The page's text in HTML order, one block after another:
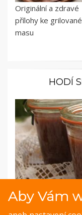
Originální a zdravé
přílohy ke
masu
HODÍ
Fotopostup:
Aby Vám